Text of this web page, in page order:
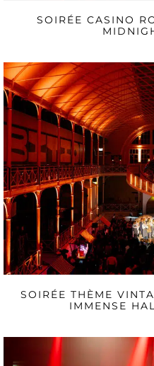
SOIRÉE CASINO
SOIRÉE THÈME
IMMENSE